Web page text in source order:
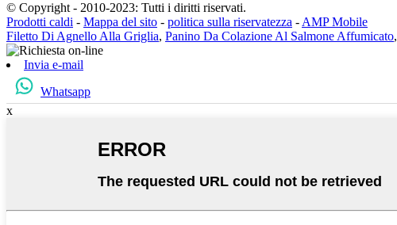
© Copyright - 2010-2023: Tutti i diritti riservati.
Prodotti caldi - Mappa del sito - politica sulla riservatezza - AMP Mobile
Filetto Di Agnello Alla Griglia, Panino Da Colazione Al Salmone Affumicato,
Invia e-mail
Whatsapp
x